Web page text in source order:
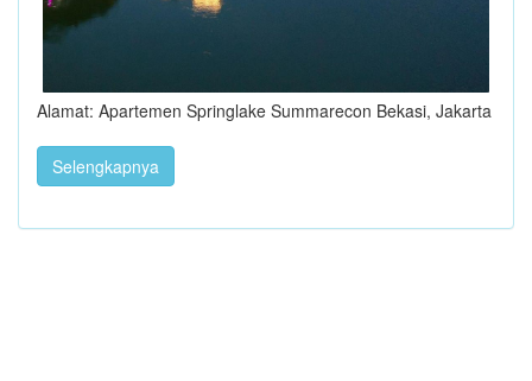
Alamat: Apartemen Springlake Summarecon Bekasi, Jakarta
Selengkapnya